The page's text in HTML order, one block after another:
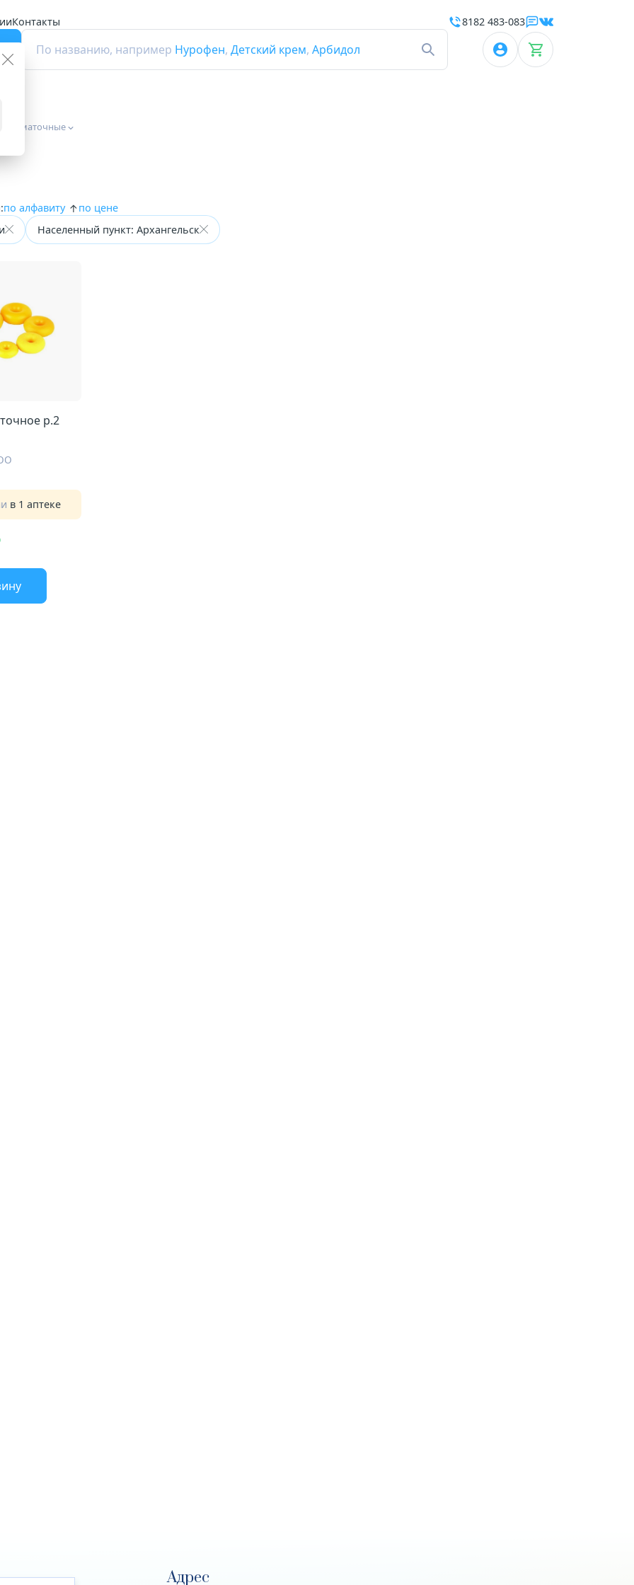
Контакты
По названию, например Нурофен, Детский крем, Арбидол
8182 483-083
маточные
по алфавиту
по цене
Населенный пункт: Архангельск
Кольцо маточное р.2
в 1 аптеке
Адрес